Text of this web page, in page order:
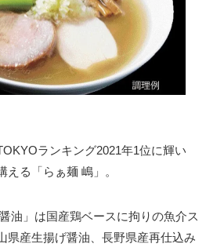
ランキング2021年1位に輝い
える「らぁ麺 嶋」。
油」は国産鶏ベースに拘りの魚介ス
県産生揚げ醤油、長野県産再仕込み